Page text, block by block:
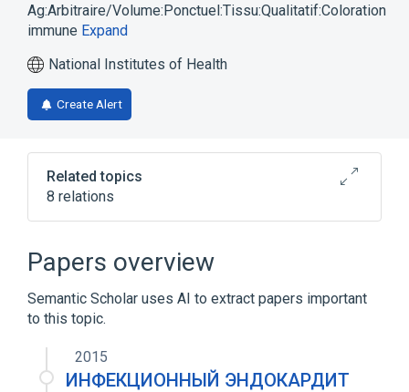
Ag:Arbitraire/Volume:Ponctuel:Tissu:Qualitatif:Coloration
immune Expand
National Institutes of Health
Create Alert
Related topics
8 relations
Antigens
Body tissue
Infectious bronchitis virus
Expand
Papers overview
Semantic Scholar uses AI to extract papers important
to this topic.
2015
ИНФЕКЦИОННЫЙ ЭНДОКАРДИТ